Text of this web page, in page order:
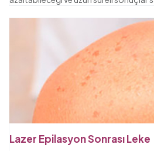
Lazer Epilasyon Sonrası Leke